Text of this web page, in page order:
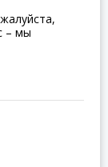
– мы